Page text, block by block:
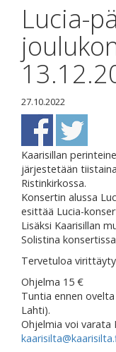
Lucia-
27.10.2022
Kaarisillan
järjestetään
Ristinkirkossa.
Konsertin alussa
esittää Lucia-
Lisäksi Kaarisillan
Solistina
Tervetuloa
Ohjelma 15 €
Tuntia ennen
Lahti).
Ohjelmia voi varata